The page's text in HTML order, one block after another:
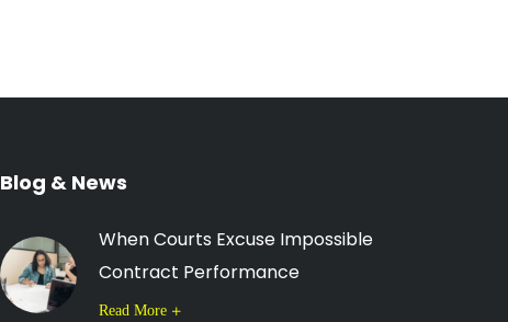
Blog & News
When Courts Excuse Impossible
Contract Performance
Read More